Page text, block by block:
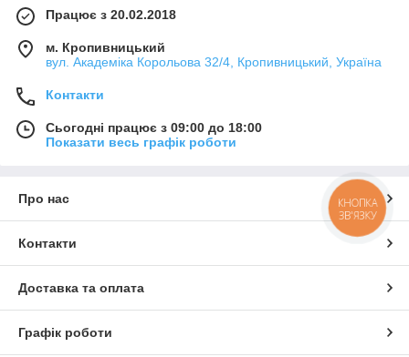
Працює з 20.02.2018
м. Кропивницький
вул. Академіка Корольова 32/4, Кропивницький, Україна
Контакти
Сьогодні працює з 09:00 до 18:00
Показати весь графік роботи
Про нас
Контакти
Доставка та оплата
Графік роботи
КНОПКА
ЗВ'ЯЗКУ